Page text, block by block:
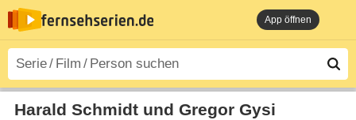
App öffnen
Harald Schmidt und Gregor Gysi